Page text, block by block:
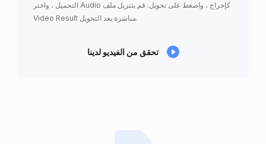
التحميل ، واختر Audio كإخراج ، واضغط على تحويل. قم بتنزيل ملف
Video Result مباشرة بعد التحويل.
تحقق من الفيديو لدينا